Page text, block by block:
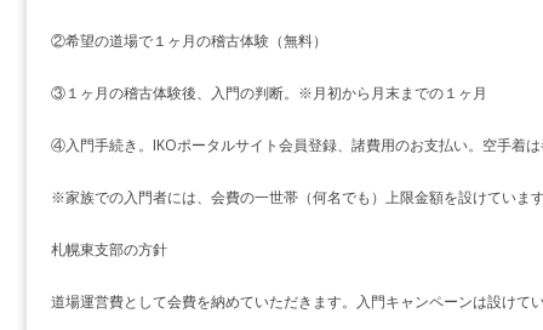
②希望の道場で１ヶ月の稽古体験（無料）
③１ヶ月の稽古体験後、入門の判断。※月初から月末までの１ヶ月
④入門手続き。IKOポータルサイト会員登録、諸費用のお支払い。空手着
※家族での入門者には、会費の一世帯（何名でも）上限金額を設けていま
札幌東支部の方針
道場運営費として会費を納めていただきます。入門キャンペーンは設けて